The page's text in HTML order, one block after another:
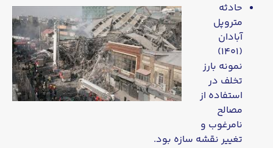
حادثه
متروپل
آبادان
(۱۴۰۱)
نمونه بارز
تخلف در
استفاده از
مصالح
نامرغوب و
تغییر نقشه سازه بود.